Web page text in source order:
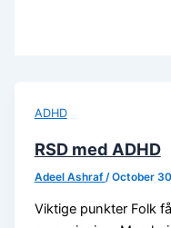
ADHD
RSD med ADHD
Adeel Ashraf /October
Viktige punkter Folk